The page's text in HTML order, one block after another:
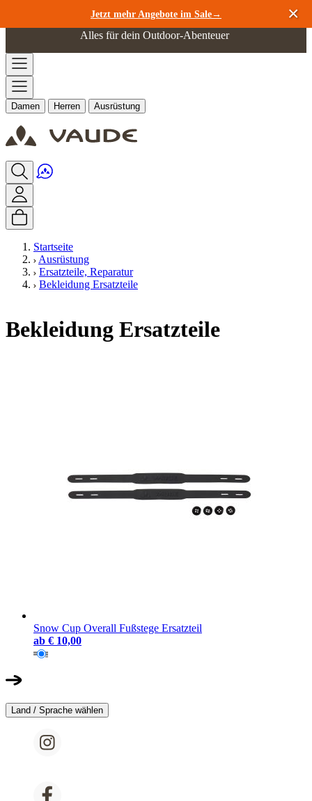
Jetzt mehr Angebote im Sale→
Zum Inhalt springen
Alles für dein Outdoor-Abenteuer
Damen Herren Ausrüstung
Startseite
Ausrüstung
Ersatzteile, Reparatur
Bekleidung Ersatzteile
Bekleidung Ersatzteile
Snow Cup Overall Fußstege Ersatzteil
ab € 10,00
Land / Sprache wählen